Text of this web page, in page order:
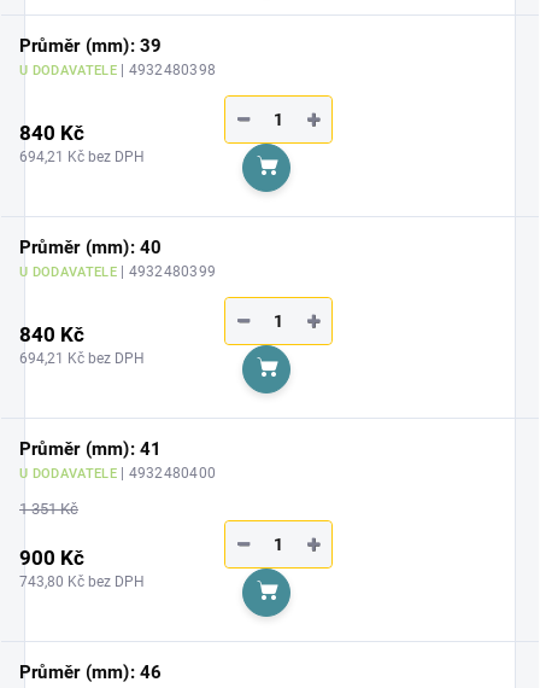
Průměr (mm): 39
U DODAVATELE | 4932480398
840 Kč
694,21 Kč bez DPH
+
−
Do košíku
Průměr (mm): 40
U DODAVATELE | 4932480399
840 Kč
694,21 Kč bez DPH
+
−
Do košíku
Průměr (mm): 41
U DODAVATELE | 4932480400
1 351 Kč
900 Kč
743,80 Kč bez DPH
+
−
Do košíku
Průměr (mm): 46